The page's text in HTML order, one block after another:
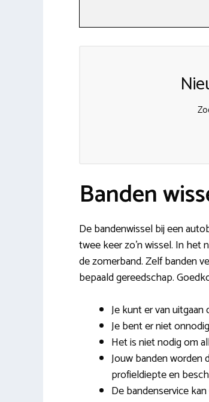
Banden
De bandenwissel bij een
twee keer zo’n wissel. In het
de zomerband. Zelf banden
bepaald gereedschap.
Je kunt er van
Je bent er niet
Het is niet nodig om
Jouw banden worden
profieldiepte en
De bandenservice